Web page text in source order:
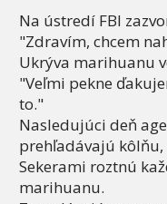
Na ústredí FBI
"Zdravím, chcem
Ukrýva marihuanu
"Veľmi pekne
to."
Nasledujúci deň
prehľadávajú
Sekerami roztnú
marihuanu.